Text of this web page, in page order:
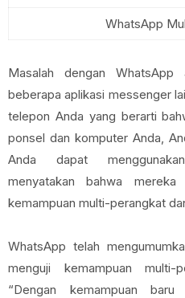
WhatsApp
Masalah dengan
beberapa aplikasi messenger
telepon Anda yang berarti
ponsel dan komputer Anda,
Anda dapat
menyatakan bahwa mereka
kemampuan multi-perangkat
WhatsApp telah
menguji kemampuan multi-
“Dengan kemampuan